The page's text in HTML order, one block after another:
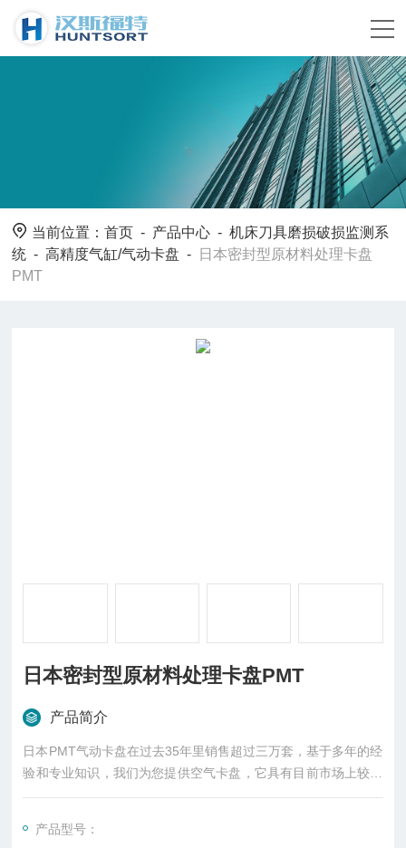
当前位置：首页 - 产品中心 -机床刀具磨损破损监测系
统 -高精度气缸/气动卡盘 -
日本密封型原材料处理卡盘
PMT
日本密封型原材料处理卡盘PMT
产品简介
日本PMT气动卡盘在过去35年里销售超过三万套，基于多年的经
验和专业知识，我们为您提供空气卡盘，它具有目前市场上较高
的精度和性能。现在，有一天，生产人员对更高精度和性能的需
各种应用的想法。
产品型号：